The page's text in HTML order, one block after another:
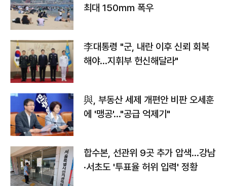
최대 150㎜ 폭우
李대통령 "군, 내란 이후 신뢰 회복
해야…지휘부 헌신해달라"
與, 부동산 세제 개편안 비판 오세훈
에 '맹공'…"공급 억제기"
합수본, 선관위 9곳 추가 압색…강남
·서초도 '투표율 허위 입력' 정황